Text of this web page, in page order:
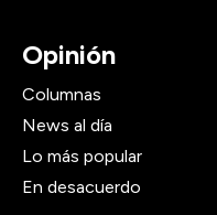
Opinión
Columnas
News al día
Lo más popular
En desacuerdo